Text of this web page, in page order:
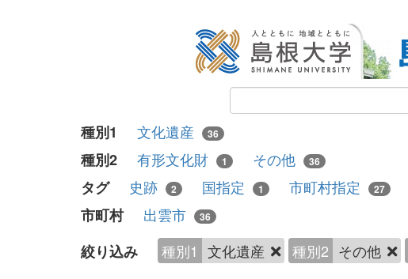
種別1 文化遺産 36
種別2 有形文化財 1 その他 36
タグ 史跡 2 国指定 1 市町村指定 27
市町村 出雲市 36
絞り込み 種別1 文化遺産 種別2 その他